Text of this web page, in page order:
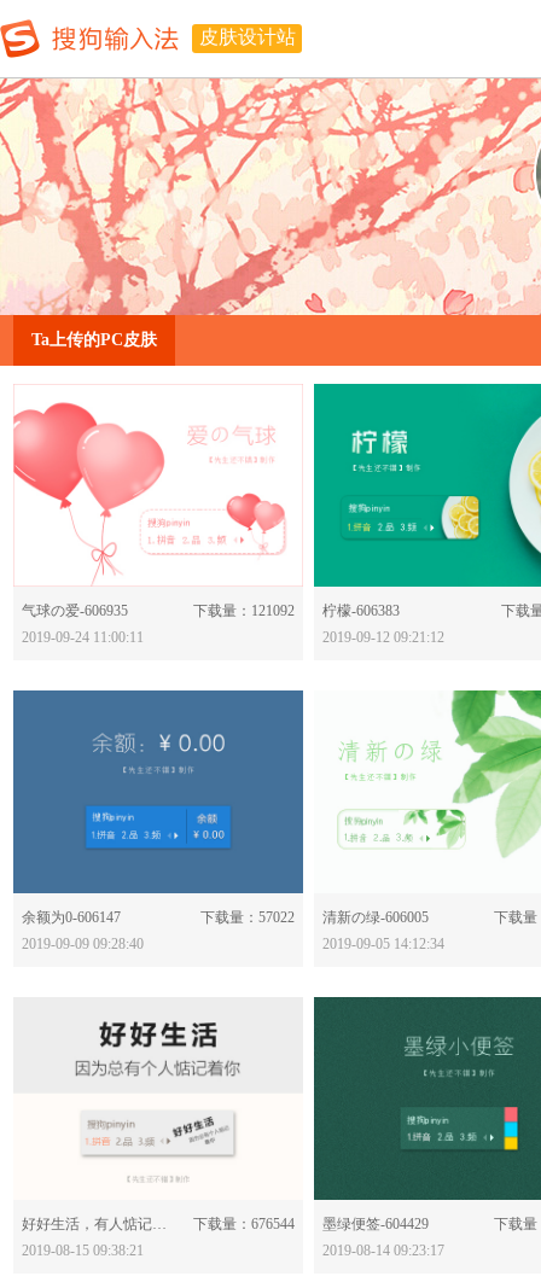
皮肤设计站
Ta上传的PC皮肤
分享：
气球の爱-606935
下载量：121092
2019-09-24 11:00:11
柠檬-606383
下载
2019-09-12 09:21:12
分享：
余额为0-606147
下载量：57022
2019-09-09 09:28:40
分享：
清新の绿-606005
下载量
2019-09-05 14:12:34
分享：
好好生活，有人惦记你-604491
下载量：676544
2019-08-15 09:38:21
分享：
墨绿便签-604429
下载量
2019-08-14 09:23:17